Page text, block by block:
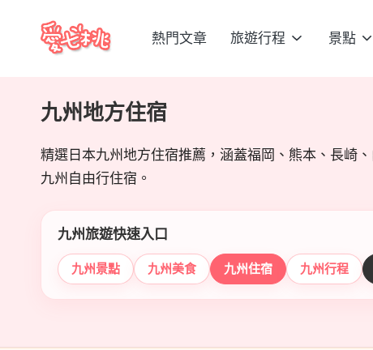
七
桃
玩
日
本
熱門文章 旅遊行程 景點
九州地方住宿
精選日本九州地方住宿推薦，涵蓋福岡、熊本、長崎
九州自由行住宿。
九州旅遊快速入口
九州景點 九州美食 九州住宿 九州行程